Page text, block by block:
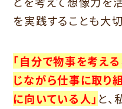
を実践することも大切
「自分で物事を考え
じながら仕事に取り
に向いている人」 と、